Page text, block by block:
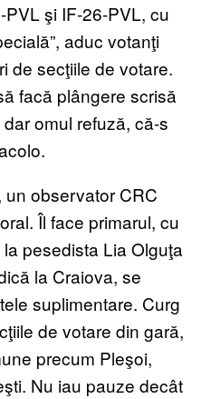
şi IF-26-PVL, cu
aduc votanţi
de secţiile de votare.
facă plângere scrisă
omul refuză, că-s
observator CRC
Îl face primarul, cu
pesedista Lia Olguţa
la Craiova, se
suplimentare. Curg
de votare din gară,
precum Pleşoi,
Nu iau pauze decât